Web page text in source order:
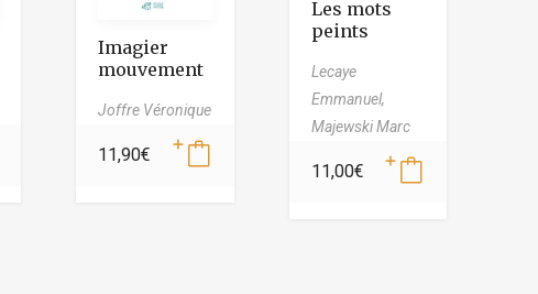
Imagier
mouvement
Joffre Véronique
11,90€
Les mots
peints
Lecaye
Emmanuel,
Majewski Marc
11,00€